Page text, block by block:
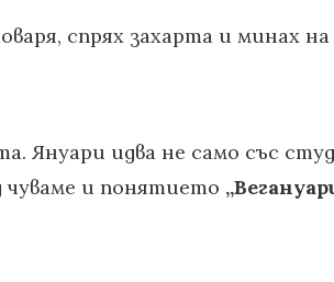
спрях захарта и минах на
Януари идва не само със
чуваме и понятието